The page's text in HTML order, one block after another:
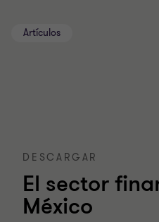
Artículos
DESCARGAR
El sector
México